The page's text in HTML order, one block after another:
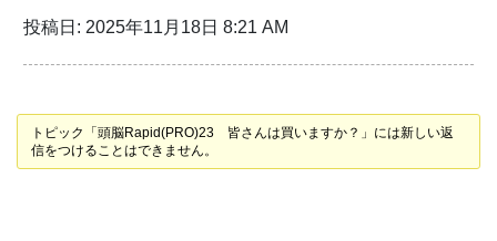
投稿日: 2025年11月18日 8:21 AM
トピック「頭脳Rapid(PRO)23 皆さんは買いますか？」には新しい返
信をつけることはできません。